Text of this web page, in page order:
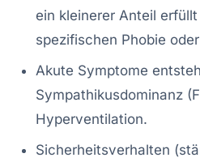
ein kleinerer Anteil
spezifischen Phobie
Akute Symptome
Sympathikusdominanz
Hyperventilation.
Sicherheitsverhalten